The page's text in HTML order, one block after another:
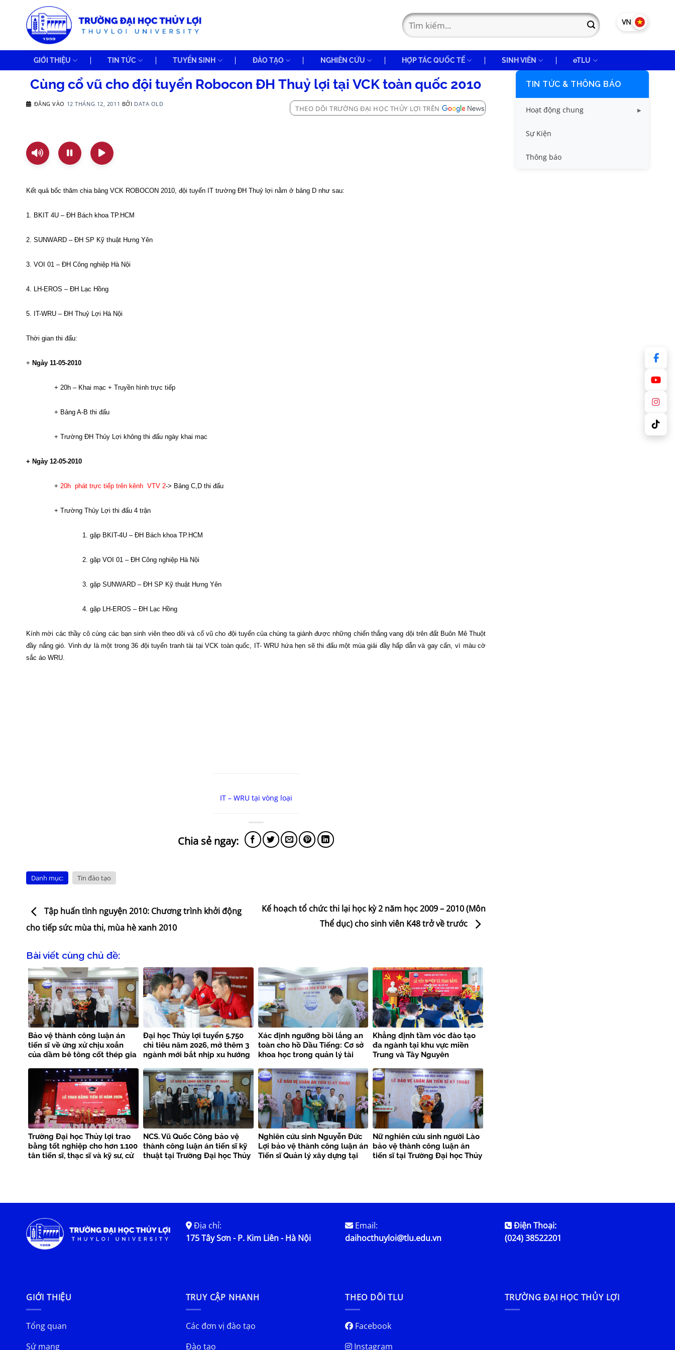
VN EN
GIỚI THIỆU TIN TỨC TUYỂN SINH ĐÀO TẠO NGHIÊN CỨU HỢP TÁC QUỐC TẾ SINH VIÊN eTLU
Cùng cổ vũ cho đội tuyển Robocon ĐH Thuỷ lợi tại VCK toàn quốc 2010
ĐĂNG VÀO 12 THÁNG 12, 2011 BỞI DATA OLD
THEO DÕI TRƯỜNG ĐẠI HỌC THỦY LỢI TRÊN
Kết quả bốc thăm chia bảng VCK ROBOCON 2010, đội tuyển IT trường ĐH Thuỷ lợi nằm ở bảng D như sau:
1. BKIT 4U – ĐH Bách khoa TP.HCM
2. SUNWARD – ĐH SP Kỹ thuật Hưng Yên
3. VOI 01 – ĐH Công nghiệp Hà Nội
4. LH-EROS – ĐH Lạc Hồng
5. IT-WRU – ĐH Thuỷ Lợi Hà Nội
Thời gian thi đấu:
+ Ngày 11-05-2010
+ 20h – Khai mạc + Truyền hình trực tiếp
+ Bảng A-B thi đấu
+ Trường ĐH Thủy Lợi không thi đấu ngày khai mạc
+ Ngày 12-05-2010
+ 20h phát trực tiếp trên kênh VTV 2-> Bảng C,D thi đấu
+ Trường Thủy Lợi thi đấu 4 trận
1. gặp BKIT-4U – ĐH Bách khoa TP.HCM
2. gặp VOI 01 – ĐH Công nghiệp Hà Nội
3. gặp SUNWARD – ĐH SP Kỹ thuật Hưng Yên
4. gặp LH-EROS – ĐH Lạc Hồng
Kính mời các thầy cô cùng các bạn sinh viên theo dõi và cổ vũ cho đội tuyển của chúng ta giành được những chiến thắng vang dội trên đất Buôn Mê Thuột
đầy nắng gió. Vinh dự là một trong 36 đội tuyển tranh tài tại VCK toàn quốc, IT- WRU hứa hẹn sẽ thi đấu một mùa giải đầy hấp dẫn và gay cấn, vì màu cờ
sắc áo WRU.
IT – WRU tại vòng loại
Danh mục: Tin đào tạo
Tập huấn tình nguyện 2010: Chương trình khởi động
cho tiếp sức mùa thi, mùa hè xanh 2010
Kế hoạch tổ chức thi lại học kỳ 2 năm học 2009 – 2010 (Môn
Thể dục) cho sinh viên K48 trở về trước
Bài viết cùng chủ đề:
Bảo vệ thành công luận án
tiến sĩ về ứng xử chịu xoắn
của dầm bê tông cốt thép gia
Đại học Thủy lợi tuyển 5.750
chỉ tiêu năm 2026, mở thêm 3
ngành mới bắt nhịp xu hướng
Xác định ngưỡng bồi lắng an
toàn cho hồ Dầu Tiếng: Cơ sở
khoa học trong quản lý tài
Khẳng định tầm vóc đào tạo
đa ngành tại khu vực miền
Trung và Tây Nguyên
Trường Đại học Thủy lợi trao
bằng tốt nghiệp cho hơn 1.100
tân tiến sĩ, thạc sĩ và kỹ sư, cử
NCS. Vũ Quốc Công bảo vệ
thành công luận án tiến sĩ kỹ
thuật tại Trường Đại học Thủy
Nghiên cứu sinh Nguyễn Đức
Lợi bảo vệ thành công luận án
Tiến sĩ Quản lý xây dựng tại
Nữ nghiên cứu sinh người Lào
bảo vệ thành công luận án
tiến sĩ tại Trường Đại học Thủy
TIN TỨC & THÔNG BÁO
Hoạt động chung
Tin công tác sinh viên
Tin đào tạo
Sự Kiện
Thông báo
Địa chỉ:
175 Tây Sơn - P. Kim Liên - Hà Nội
Email:
daihocthuyloi@tlu.edu.vn
Điện Thoại:
(024) 38522201
GIỚI THIỆU
Tổng quan
Sứ mạng
TRUY CẬP NHANH
Các đơn vị đào tạo
Đào tạo
THEO DÕI TLU
Facebook
Instagram
TRƯỜNG ĐẠI HỌC THỦY LỢI